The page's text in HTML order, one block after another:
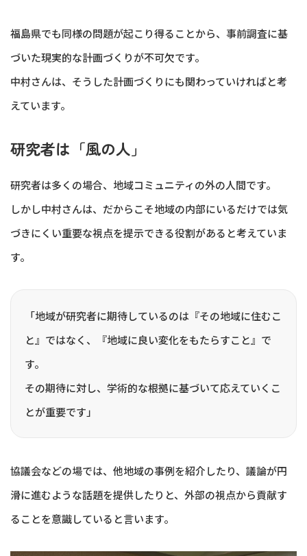
福島県でも同様の問題が起こり得ることから、事前調査に基
づいた現実的な計画づくりが不可欠です。
中村さんは、そうした計画づくりにも関わっていければと考
えています。
研究者は「風の人」
研究者は多くの場合、地域コミュニティの外の人間です。
しかし中村さんは、だからこそ地域の内部にいるだけでは気
づきにくい重要な視点を提示できる役割があると考えていま
す。
「地域が研究者に期待しているのは『その地域に住むこ
と』ではなく、『地域に良い変化をもたらすこと』で
す。
その期待に対し、学術的な根拠に基づいて応えていくこ
とが重要です」
協議会などの場では、他地域の事例を紹介したり、議論が円
滑に進むような話題を提供したりと、外部の視点から貢献す
ることを意識していると言います。